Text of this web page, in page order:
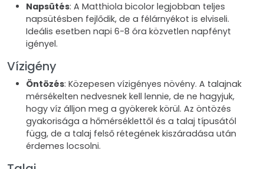
Napsütés: A Matthiola bicolor legjobban teljes
napsütésben fejlődik, de a félárnyékot is elviseli.
Ideális esetben napi 6-8 óra közvetlen napfényt
igényel.
Vízigény
Öntözés: Közepesen vízigényes növény. A talajnak
mérsékelten nedvesnek kell lennie, de ne hagyjuk,
hogy víz álljon meg a gyökerek körül. Az öntözés
gyakorisága a hőmérséklettől és a talaj típusától
függ, de a talaj felső rétegének kiszáradása után
érdemes locsolni.